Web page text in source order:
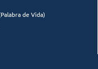
de Vida)